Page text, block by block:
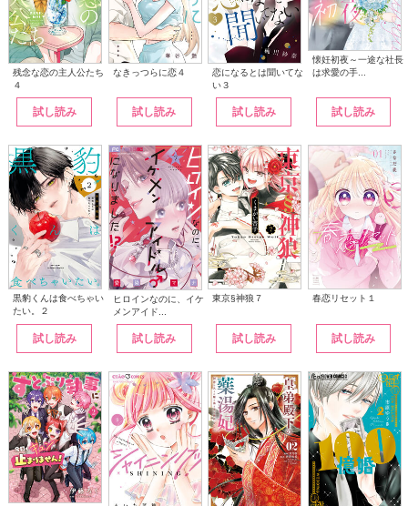
残念な恋の主人公たち
４
試し読み
なきっつらに恋４
試し読み
恋になるとは聞いてな
い３
試し読み
懐妊初夜～一途な社長
は求愛の手...
試し読み
黒豹くんは食べちゃい
たい。２
試し読み
ヒロインなのに、イケ
メンアイド...
試し読み
東京§神狼７
試し読み
春恋リセット１
試し読み